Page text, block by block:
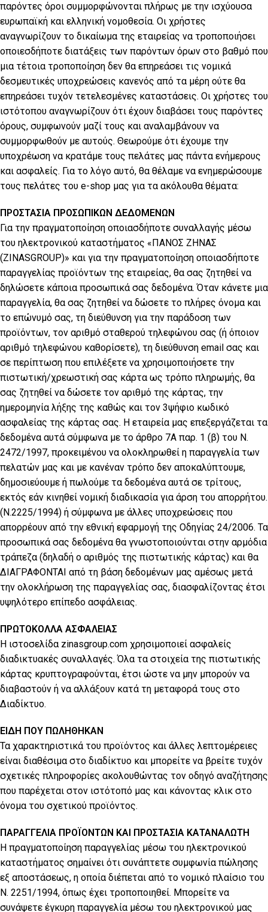
παρόντες όροι συμμορφώνονται πλήρως με την ισχύουσα
ευρωπαϊκή και ελληνική νομοθεσία. Οι χρήστες
αναγνωρίζουν το δικαίωμα της εταιρείας να τροποποιήσει
οποιεσδήποτε διατάξεις των παρόντων όρων στο βαθμό που
μια τέτοια τροποποίηση δεν θα επηρεάσει τις νομικά
δεσμευτικές υποχρεώσεις κανενός από τα μέρη ούτε θα
επηρεάσει τυχόν τετελεσμένες καταστάσεις. Οι χρήστες του
ιστότοπου αναγνωρίζουν ότι έχουν διαβάσει τους παρόντες
όρους, συμφωνούν μαζί τους και αναλαμβάνουν να
συμμορφωθούν με αυτούς. Θεωρούμε ότι έχουμε την
υποχρέωση να κρατάμε τους πελάτες μας πάντα ενήμερους
και ασφαλείς. Για το λόγο αυτό, θα θέλαμε να ενημερώσουμε
τους πελάτες του e-shop μας για τα ακόλουθα θέματα:
ΠΡΟΣΤΑΣΙΑ ΠΡΟΣΩΠΙΚΩΝ ΔΕΔΟΜΕΝΩΝ
Για την πραγματοποίηση οποιασδήποτε συναλλαγής μέσω
του ηλεκτρονικού καταστήματος «ΠΑΝΟΣ ΖΗΝΑΣ
(ZINASGROUP)» και για την πραγματοποίηση οποιασδήποτε
παραγγελίας προϊόντων της εταιρείας, θα σας ζητηθεί να
δηλώσετε κάποια προσωπικά σας δεδομένα. Όταν κάνετε μια
παραγγελία, θα σας ζητηθεί να δώσετε το πλήρες όνομα και
το επώνυμό σας, τη διεύθυνση για την παράδοση των
προϊόντων, τον αριθμό σταθερού τηλεφώνου σας (ή όποιον
αριθμό τηλεφώνου καθορίσετε), τη διεύθυνση email σας και
σε περίπτωση που επιλέξετε να χρησιμοποιήσετε την
πιστωτική/χρεωστική σας κάρτα ως τρόπο πληρωμής, θα
σας ζητηθεί να δώσετε τον αριθμό της κάρτας, την
ημερομηνία λήξης της καθώς και τον 3ψήφιο κωδικό
ασφαλείας της κάρτας σας. Η εταιρεία μας επεξεργάζεται τα
δεδομένα αυτά σύμφωνα με το άρθρο 7Α παρ. 1 (β) του Ν.
2472/1997, προκειμένου να ολοκληρωθεί η παραγγελία των
πελατών μας και με κανέναν τρόπο δεν αποκαλύπτουμε,
δημοσιεύουμε ή πωλούμε τα δεδομένα αυτά σε τρίτους,
εκτός εάν κινηθεί νομική διαδικασία για άρση του απορρήτου.
(Ν.2225/1994) ή σύμφωνα με άλλες υποχρεώσεις που
απορρέουν από την εθνική εφαρμογή της Οδηγίας 24/2006. Τα
προσωπικά σας δεδομένα θα γνωστοποιούνται στην αρμόδια
τράπεζα (δηλαδή ο αριθμός της πιστωτικής κάρτας) και θα
ΔΙΑΓΡΑΦΟΝΤΑΙ από τη βάση δεδομένων μας αμέσως μετά
την ολοκλήρωση της παραγγελίας σας, διασφαλίζοντας έτσι
υψηλότερο επίπεδο ασφάλειας.
ΠΡΩΤΟΚΟΛΛΑ ΑΣΦΑΛΕΙΑΣ
Η ιστοσελίδα zinasgroup.com χρησιμοποιεί ασφαλείς
διαδικτυακές συναλλαγές. Όλα τα στοιχεία της πιστωτικής
κάρτας κρυπτογραφούνται, έτσι ώστε να μην μπορούν να
διαβαστούν ή να αλλάξουν κατά τη μεταφορά τους στο
Διαδίκτυο.
ΕΙΔΗ ΠΟΥ ΠΩΛΗΘΗΚΑΝ
Τα χαρακτηριστικά του προϊόντος και άλλες λεπτομέρειες
είναι διαθέσιμα στο διαδίκτυο και μπορείτε να βρείτε τυχόν
σχετικές πληροφορίες ακολουθώντας τον οδηγό αναζήτησης
που παρέχεται στον ιστότοπό μας και κάνοντας κλικ στο
όνομα του σχετικού προϊόντος.
ΠΑΡΑΓΓΕΛΙΑ ΠΡΟΪΟΝΤΩΝ ΚΑΙ ΠΡΟΣΤΑΣΙΑ ΚΑΤΑΝΑΛΩΤΗ
Η πραγματοποίηση παραγγελίας μέσω του ηλεκτρονικού
καταστήματος σημαίνει ότι συνάπτετε συμφωνία πώλησης
εξ αποστάσεως, η οποία διέπεται από το νομικό πλαίσιο του
Ν. 2251/1994, όπως έχει τροποποιηθεί. Μπορείτε να
συνάψετε έγκυρη παραγγελία μέσω του ηλεκτρονικού μας